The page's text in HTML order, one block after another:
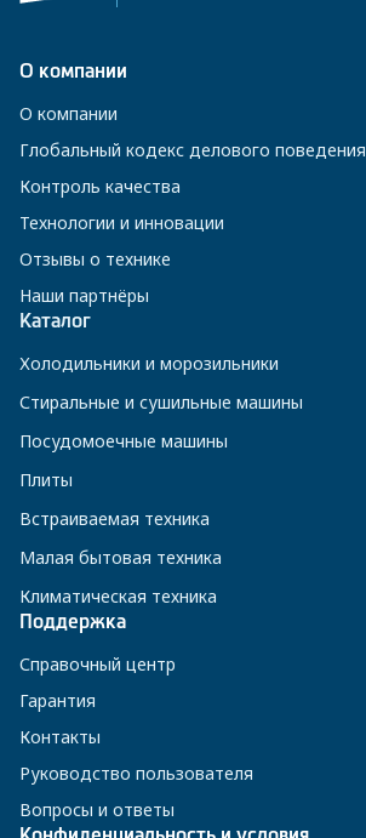
О компании
О компании
Глобальный кодекс делового поведения
Контроль качества
Технологии и инновации
Отзывы о технике
Наши партнёры
Каталог
Холодильники и морозильники
Стиральные и сушильные машины
Посудомоечные машины
Плиты
Встраиваемая техника
Малая бытовая техника
Климатическая техника
Поддержка
Справочный центр
Гарантия
Контакты
Руководство пользователя
Вопросы и ответы